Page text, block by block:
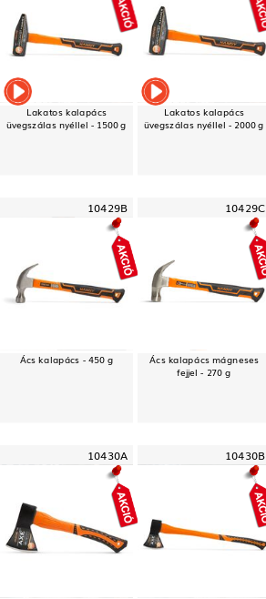
Lakatos kalapács
üvegszálas nyéllel - 1500 g
Lakatos kalapács
üvegszálas nyéllel - 2000 g
10429B
Ács kalapács - 450 g
10429C
Ács kalapács mágneses
fejjel - 270 g
10430A 10430B